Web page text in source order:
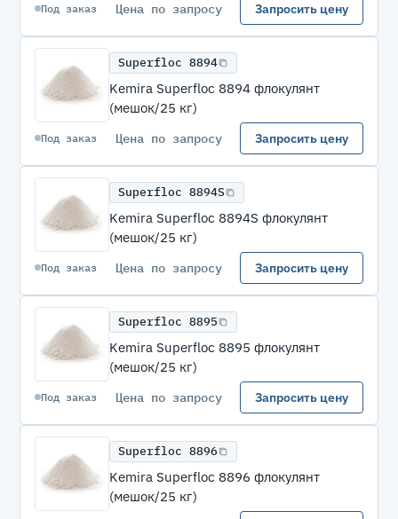
Под заказ Цена по запросу Запросить цену
Superfloc 8894
Kemira Superfloc 8894 флокулянт
(мешок/25 кг)
Под заказ Цена по запросу Запросить цену
Superfloc 8894S
Kemira Superfloc 8894S флокулянт
(мешок/25 кг)
Под заказ Цена по запросу Запросить цену
Superfloc 8895
Kemira Superfloc 8895 флокулянт
(мешок/25 кг)
Под заказ Цена по запросу Запросить цену
Superfloc 8896
Kemira Superfloc 8896 флокулянт
(мешок/25 кг)